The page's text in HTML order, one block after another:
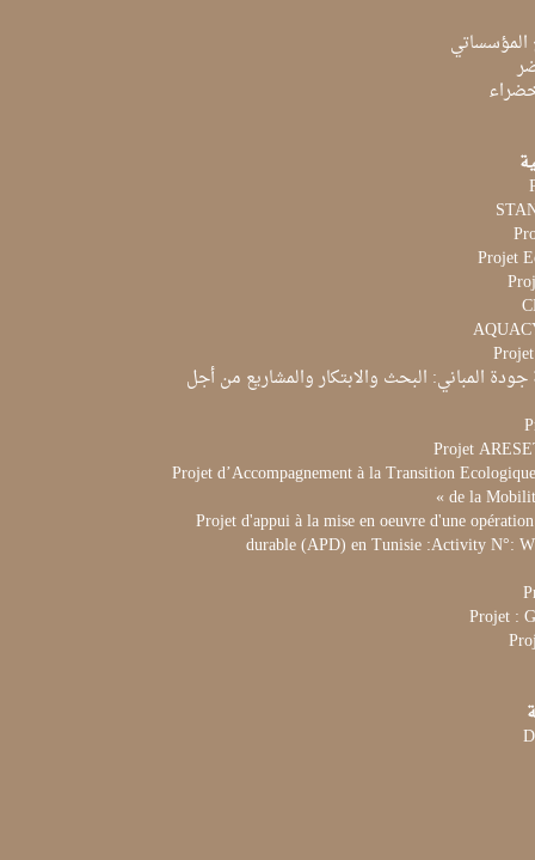
المؤسساتي
Projet
المباني: البحث والابتكار والمشاريع من أجل
Projet
Projet d’Accompagnement à la Transition
de la
Projet d'appui à la mise en oeuvre d'une
durable (APD) en Tunisie :Activity N°:
Projet :